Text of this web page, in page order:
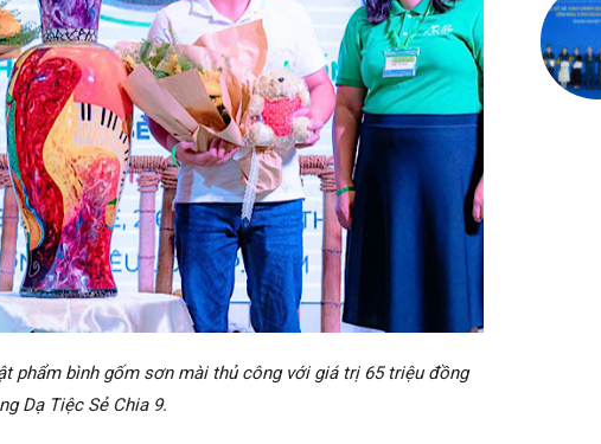
phẩm bình gốm sơn mài thủ công với giá trị 65 triệu đồng
Dạ Tiệc Sẻ Chia 9.